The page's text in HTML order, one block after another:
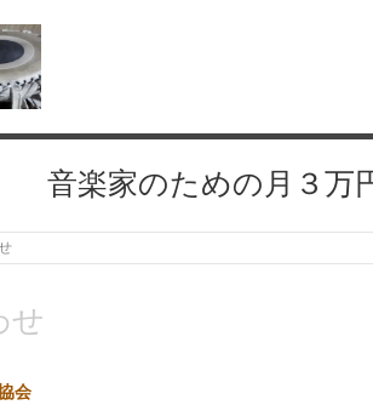
音楽家のための月３万
せ
会